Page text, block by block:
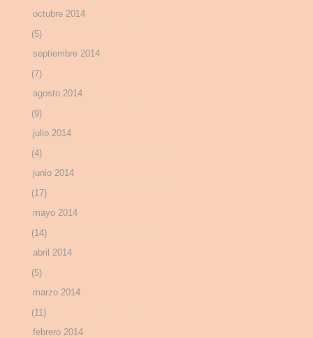
octubre 2014
(5)
septiembre 2014
(7)
agosto 2014
(9)
julio 2014
(4)
junio 2014
(17)
mayo 2014
(14)
abril 2014
(5)
marzo 2014
(11)
febrero 2014